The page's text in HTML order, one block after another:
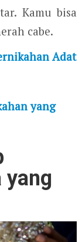
Kamu bisa
cabe.
Adat
yang
yang